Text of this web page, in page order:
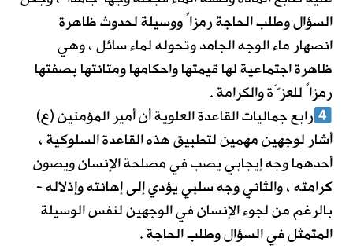
السؤال وطلب الحاجة رمزاً ووسيلة لحدوث ظاهرة
انصهار ماء الوجه الجامد وتحوله لماء سائل ، وهي
ظاهرة اجتماعية لها قيمتها واحكامها ومتانتها بصفتها
رمزاً للعزَّة والكرامة .
رابع جماليات القاعدة العلوية أن أمير المؤمنين (ع)
أشار لوجهين مهمين لتطبيق هذه القاعدة السلوكية ،
أحدهما وجه إيجابي يصب في مصلحة الإنسان ويصون
كرامته ، والثاني وجه سلبي يؤدي إلى إهانته وإذلاله -
بالرغم من لجوء الإنسان في الوجهين لنفس الوسيلة
المتمثل في السؤال وطلب الحاجة .